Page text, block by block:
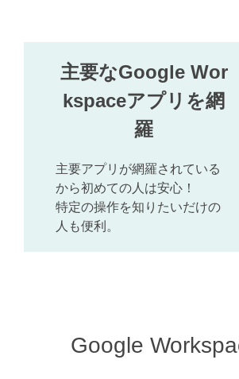
主要なGoogle Wor
kspaceアプリを網
羅
主要アプリが網羅されている
から初めての人は安心！
特定の操作を知りたいだけの
人も便利。
Google